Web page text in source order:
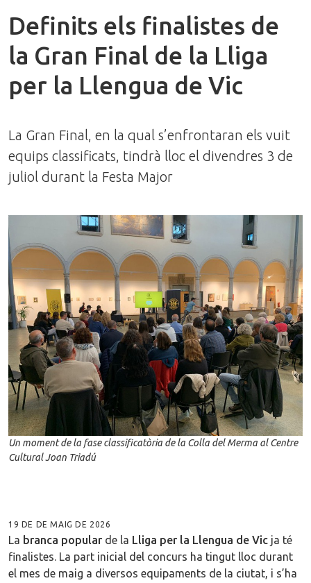
Definits els finalistes de
la Gran Final de la Lliga
per la Llengua de Vic
La Gran Final, en la qual s’enfrontaran els vuit
equips classificats, tindrà lloc el divendres 3 de
juliol durant la Festa Major
Un moment de la fase classificatòria de la Colla del Merma al Centre
Cultural Joan Triadú
19 DE DE MAIG DE 2026
La branca popular de la Lliga per la Llengua de Vic ja té
finalistes. La part inicial del concurs ha tingut lloc durant
el mes de maig a diversos equipaments de la ciutat, i s’ha